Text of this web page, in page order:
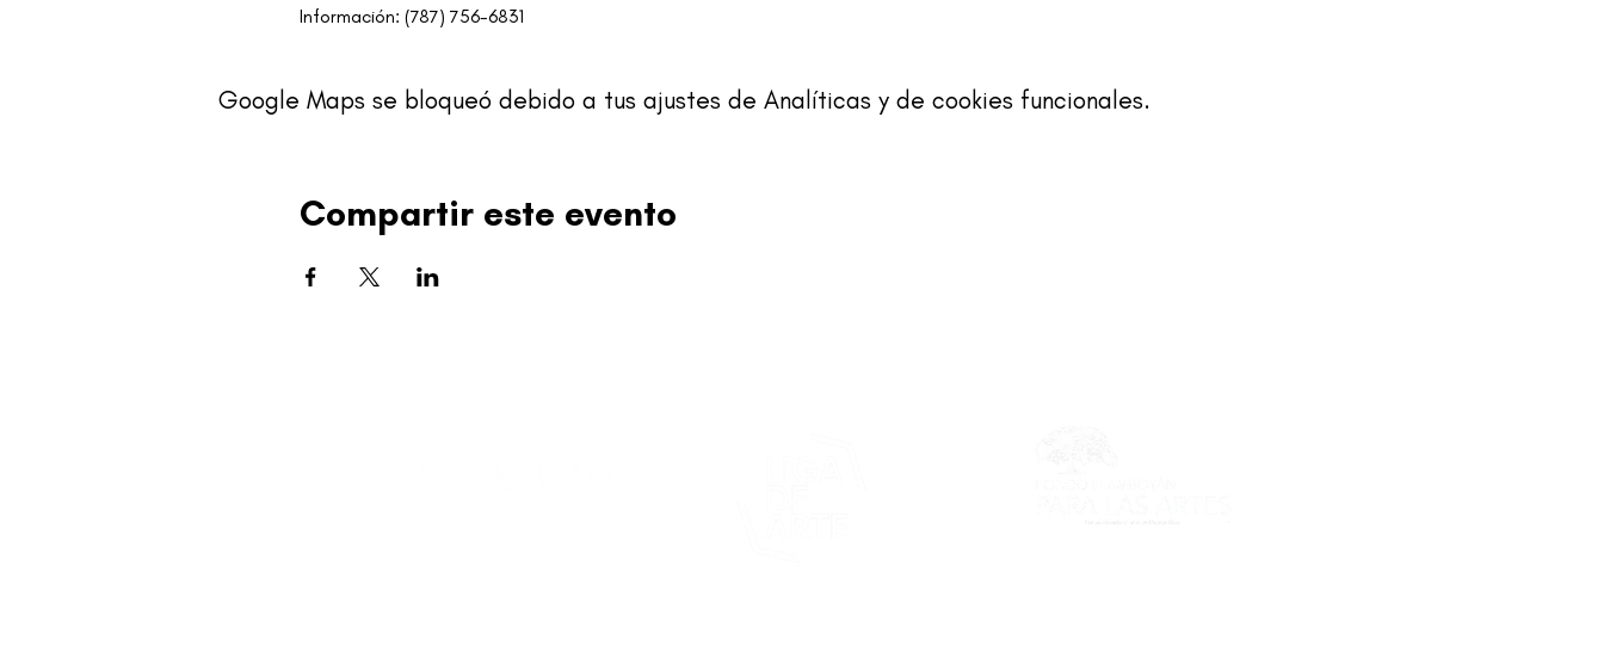
Información: (787) 756-6831
Google Maps se bloqueó debido a tus ajustes de Analíticas y de cookies funcionales.
Compartir este evento